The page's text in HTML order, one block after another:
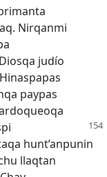
Nirqanmi
judío
paypas
hunt’anpunin
llaqtan